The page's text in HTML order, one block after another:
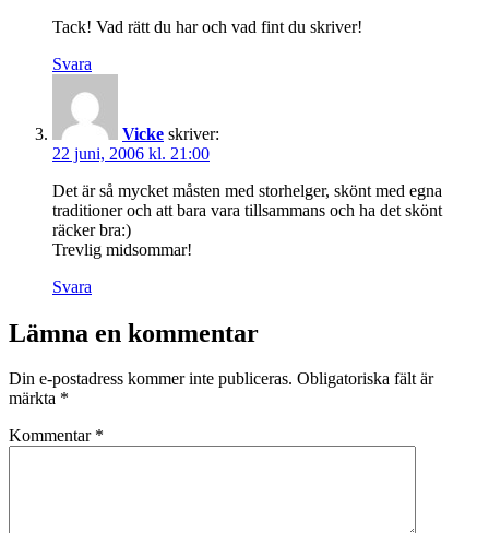
Tack! Vad rätt du har och vad fint du skriver!
Svara
Vicke skriver:
22 juni, 2006 kl. 21:00
Det är så mycket måsten med storhelger, skönt med egna
traditioner och att bara vara tillsammans och ha det skönt
räcker bra:)
Trevlig midsommar!
Svara
Lämna en kommentar
Din e-postadress kommer inte publiceras. Obligatoriska fält är
märkta *
Kommentar *